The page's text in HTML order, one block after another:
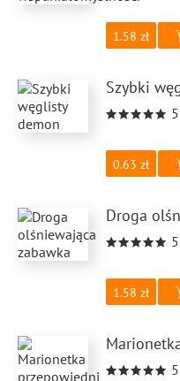
1.58
Szybki
5
0.63
Droga
5
1.58
5